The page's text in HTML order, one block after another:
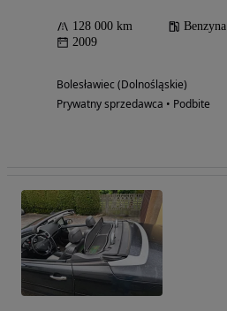
128 000 km Benzyna
2009
Bolesławiec (Dolnośląskie)
Prywatny sprzedawca • Podbite